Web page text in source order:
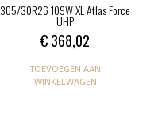
305/30R26 109W XL Atlas Force
UHP
€368,02
TOEVOEGEN AAN
WINKELWAGEN